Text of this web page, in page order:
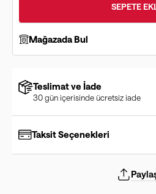
SEPETE
Mağazada Bul
Teslimat ve İade
30 gün içerisinde ücretsiz iade
Taksit Seçenekleri